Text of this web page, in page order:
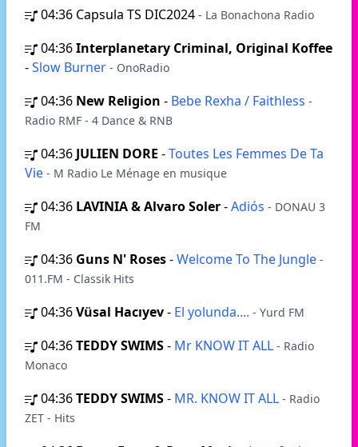
04:36 Capsula TS DIC2024 - La Bonachona Radio
04:36Interplanetary Criminal, Original Koffee
-Slow Burner - OnoRadio
04:36 New Religion - Bebe Rexha / Faithless -
Radio RMF - 4 Dance & RNB
04:36 JULIEN DORE -Toutes Les Femmes De Ta
Vie - M Radio Le Ménage en musique
04:36 LAVINIA & Alvaro Soler-Adiós - DONAU 3
FM
04:36 Guns N' Roses-Welcome To The Jungle -
011.FM - Classik Hits
04:36Vüsal Hacıyev- El yolunda.... - Yurd FM
04:36TEDDY SWIMS- Mr KNOW IT ALL - Radio
Monaco
04:36TEDDY SWIMS- MR. KNOW IT ALL - Radio
ZET - Hits